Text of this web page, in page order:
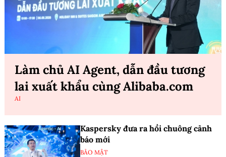
Làm chủ AI Agent, dẫn đầu tương
lai xuất khẩu cùng Alibaba.com
AI
Kaspersky đưa ra hồi chuông cảnh
báo mới
BẢO MẬT